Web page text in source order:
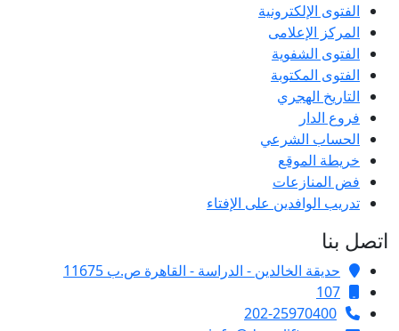
الفتوى الإلكترونية
المركز الإعلامى
الفتوى الشفوية
الفتوى المكتوبة
التاريخ الهجري
فروع الدار
الحساب الشرعي
خريطة الموقع
فض المنازعات
تدريب الوافدين على الإفتاء
اتصل بنا
حديقة الخالدين - الدراسة - القاهرة ص.ب 11675
107
202-25970400